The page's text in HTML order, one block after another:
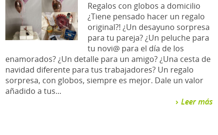
Regalos con globos a domicilio
¿Tiene pensado hacer un regalo
original?! ¿Un desayuno sorpresa
para tu pareja? ¿Un peluche para
tu novi@ para el día de los
enamorados? ¿Un detalle para un amigo? ¿Una cesta de
navidad diferente para tus trabajadores? Un regalo
sorpresa, con globos, siempre es mejor. Dale un valor
añadido a tus...
Leer más